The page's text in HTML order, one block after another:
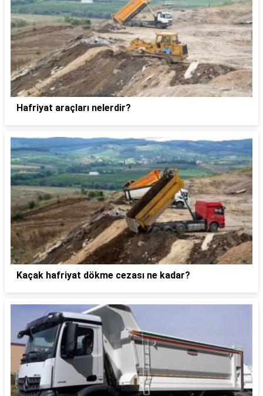
Hafriyat araçları nelerdir?
Kaçak hafriyat dökme cezası ne kadar?